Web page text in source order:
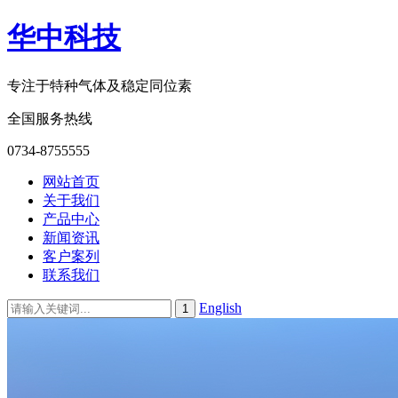
华中科技
专注于特种气体及稳定同位素
全国服务热线
0734-8755555
网站首页
关于我们
产品中心
新闻资讯
客户案列
联系我们
English